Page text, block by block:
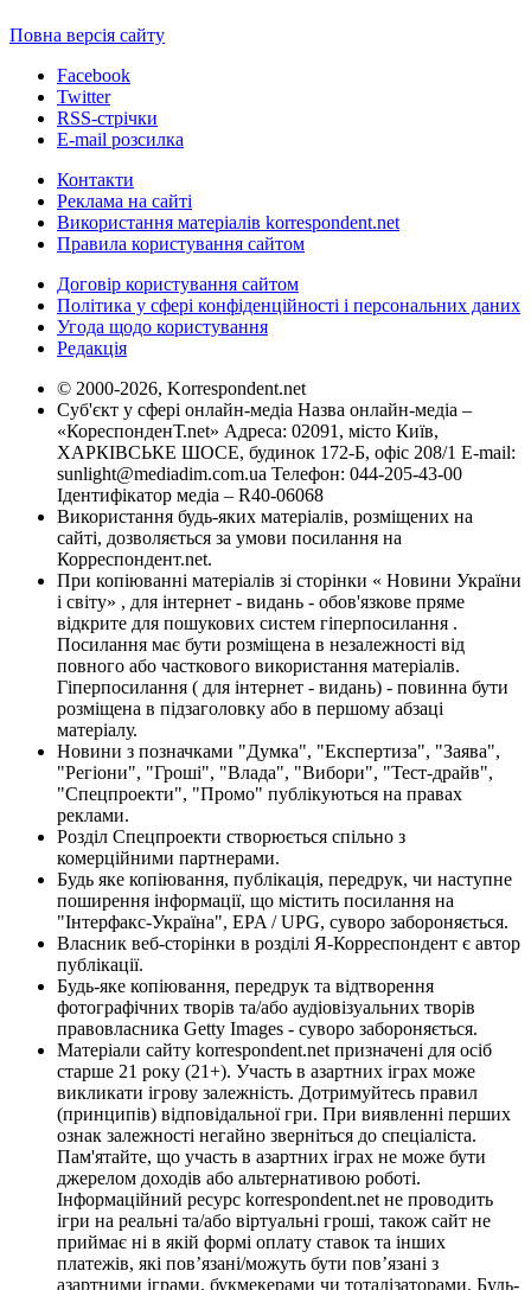
Повна версія сайту
Facebook
Twitter
RSS-стрічки
E-mail розсилка
Контакти
Реклама на сайті
Використання матеріалів korrespondent.net
Правила користування сайтом
Договір користування сайтом
Політика у сфері конфіденційності і персональних даних
Угода щодо користування
Редакція
© 2000-2026, Korrespondent.net
Суб'єкт у сфері онлайн-медіа Назва онлайн-медіа –
«КореспонденТ.net» Адреса: 02091, місто Київ,
ХАРКІВСЬКЕ ШОСЕ, будинок 172-Б, офіс 208/1 E-mail:
sunlight@mediadim.com.ua Телефон: 044-205-43-00
Ідентифікатор медіа – R40-06068
Використання будь-яких матеріалів, розміщених на
сайті, дозволяється за умови посилання на
Корреспондент.net.
При копіюванні матеріалів зі сторінки « Новини України
і світу» , для інтернет - видань - обов'язкове пряме
відкрите для пошукових систем гіперпосилання .
Посилання має бути розміщена в незалежності від
повного або часткового використання матеріалів.
Гіперпосилання ( для інтернет - видань) - повинна бути
розміщена в підзаголовку або в першому абзаці
матеріалу.
Новини з позначками "Думка", "Експертиза", "Заява",
"Регіони", "Гроші", "Влада", "Вибори", "Тест-драйв",
"Спецпроекти", "Промо" публікуються на правах
реклами.
Розділ Спецпроекти створюється спільно з
комерційними партнерами.
Будь яке копіювання, публікація, передрук, чи наступне
поширення інформації, що містить посилання на
"Інтерфакс-Україна", EPA / UPG, суворо забороняється.
Власник веб-сторінки в розділі Я-Корреспондент є автор
публікації.
Будь-яке копіювання, передрук та відтворення
фотографічних творів та/або аудіовізуальних творів
правовласника Getty Images - суворо забороняється.
Матеріали сайту korrespondent.net призначені для осіб
старше 21 року (21+). Участь в азартних іграх може
викликати ігрову залежність. Дотримуйтесь правил
(принципів) відповідальної гри. При виявленні перших
ознак залежності негайно зверніться до спеціаліста.
Пам'ятайте, що участь в азартних іграх не може бути
джерелом доходів або альтернативою роботі.
Інформаційний ресурс korrespondent.net не проводить
ігри на реальні та/або віртуальні гроші, також сайт не
приймає ні в якій формі оплату ставок та інших
платежів, які пов’язані/можуть бути пов’язані з
азартними іграми, букмекерами чи тоталізаторами. Будь-